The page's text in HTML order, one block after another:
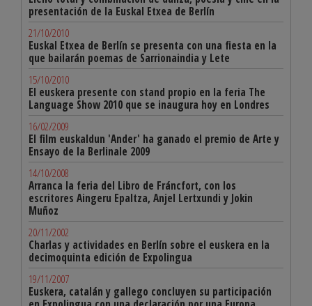
presentación de la Euskal Etxea de Berlín
21/10/2010
Euskal Etxea de Berlín se presenta con una fiesta en la
que bailarán poemas de Sarrionaindia y Lete
15/10/2010
El euskera presente con stand propio en la feria The
Language Show 2010 que se inaugura hoy en Londres
16/02/2009
El film euskaldun 'Ander' ha ganado el premio de Arte y
Ensayo de la Berlinale 2009
14/10/2008
Arranca la feria del Libro de Fráncfort, con los
escritores Aingeru Epaltza, Anjel Lertxundi y Jokin
Muñoz
20/11/2002
Charlas y actividades en Berlín sobre el euskera en la
decimoquinta edición de Expolingua
19/11/2007
Euskera, catalán y gallego concluyen su participación